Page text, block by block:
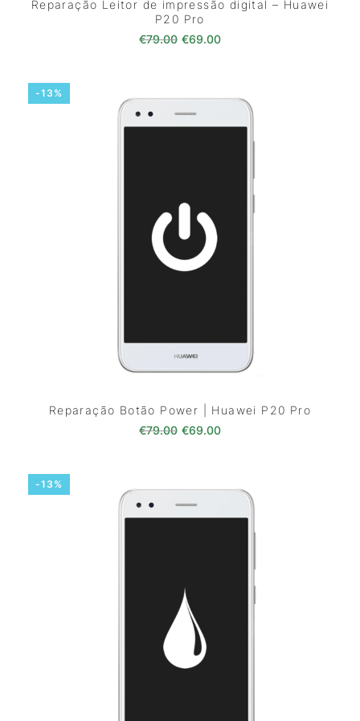
Reparação Leitor de impressão digital – Huawei
P20 Pro
€79.00 O preço original era: €79.00.
€69.00O preço atual é:
-13%
Reparação Botão Power | Huawei P20 Pro
€79.00 O preço original era: €79.00.
€69.00O preço atual é:
-13%